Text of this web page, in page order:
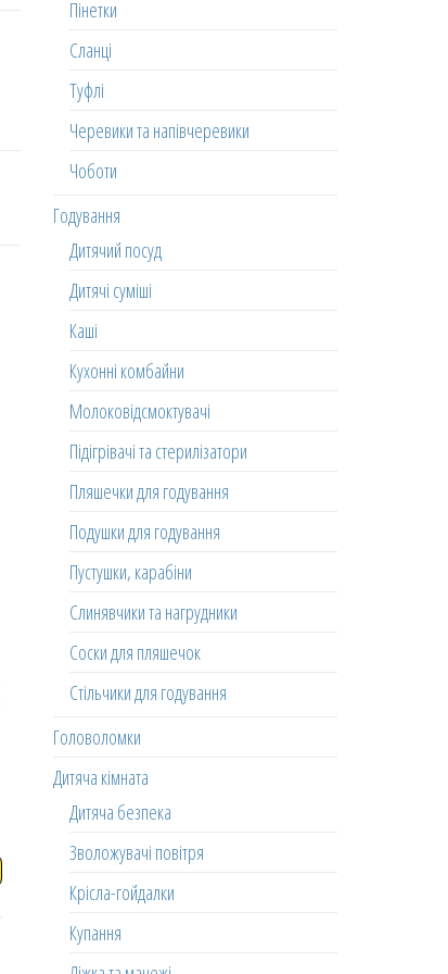
Пінетки
Сланці
Туфлі
Черевики та напівчеревики
Чоботи
Годування
Дитячий посуд
Дитячі суміші
Каші
Кухонні комбайни
Молоковідсмоктувачі
Підігрівачі та стерилізатори
Пляшечки для годування
Подушки для годування
Пустушки, карабіни
Слинявчики та нагрудники
Соски для пляшечок
Стільчики для годування
Головоломки
Дитяча кімната
Дитяча безпека
Зволожувачі повітря
Крісла-гойдалки
Купання